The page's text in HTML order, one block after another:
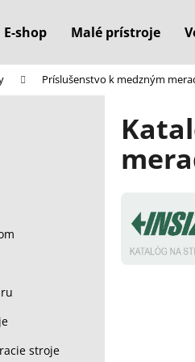
E-shop Malé prístroje
Príslušenstvo k medzným
stroje
Čo